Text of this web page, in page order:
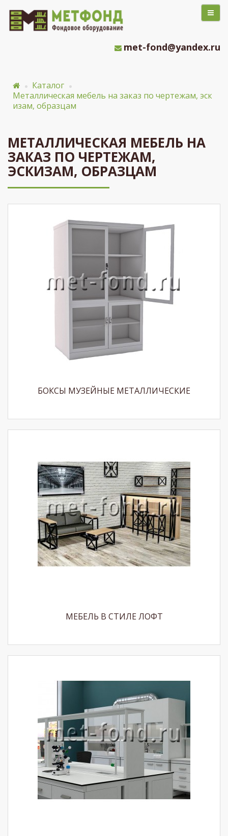
met-fond@yandex.ru
Каталог
Металлическая мебель на заказ по чертежам, эск
изам, образцам
МЕТАЛЛИЧЕСКАЯ МЕБЕЛЬ НА
ЗАКАЗ ПО ЧЕРТЕЖАМ,
ЭСКИЗАМ, ОБРАЗЦАМ
БОКСЫ МУЗЕЙНЫЕ МЕТАЛЛИЧЕСКИЕ
МЕБЕЛЬ В СТИЛЕ ЛОФТ